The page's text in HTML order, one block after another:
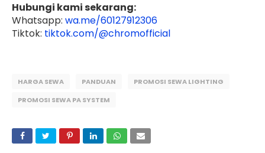
Hubungi kami sekarang:
Whatsapp: wa.me/60127912306
Tiktok: tiktok.com/@chromofficial
HARGA SEWA PANDUAN
PROMOSI SEWA LIGHTING
PROMOSI SEWA PA SYSTEM